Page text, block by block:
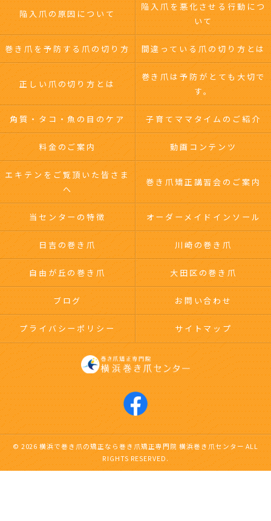
陥入爪の原因について
陥入爪を悪化させる行動につ
いて
巻き爪を予防する爪の切り方 間違っている爪の切り方とは
正しい爪の切り方とは
巻き爪は予防がとても大切で
す。
角質・タコ・魚の目のケア 子育てママタイムのご紹介
料金のご案内 動画コンテンツ
エキテンをご覧頂いた皆さま
へ
巻き爪矯正講習会のご案内
当センターの特徴 オーダーメイドインソール
日吉の巻き爪 川崎の巻き爪
自由が丘の巻き爪 大田区の巻き爪
ブログ お問い合わせ
プライバシーポリシー サイトマップ
© 2026 横浜で巻き爪の矯正なら巻き爪矯正専門院 横浜巻き爪センター ALL
RIGHTS RESERVED.